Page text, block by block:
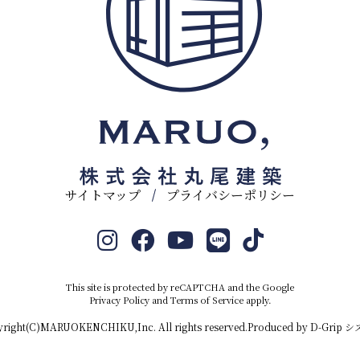
サイトマップ プライバシーポリシー
This site is protected by reCAPTCHA and the Google
Privacy PolicyandTerms of Serviceapply.
All rights reserved.Produced byD-Grip シ